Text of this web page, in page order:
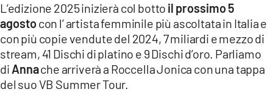
ILREGGINO.IT
COSENZACHANNEL.IT
ILVIBONESE.IT
L’edizione 2025 inizierà col botto il prossimo 5
agostocon l’ artista femminile più ascoltata in Italia e
con più copie vendute del 2024, 7 miliardi e mezzo di
stream, 41 Dischi di platino e 9 Dischi d’oro. Parliamo
di Annache arriverà a Roccella Jonica con una tappa
del suo VB Summer Tour.